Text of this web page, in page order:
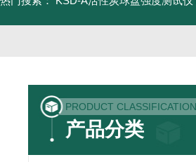
PRODUCT CLASSIFICATION
产品分类